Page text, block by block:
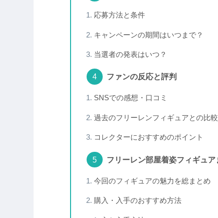
応募方法と条件
キャンペーンの期間はいつまで？
当選者の発表はいつ？
ファンの反応と評判
SNSでの感想・口コミ
過去のフリーレンフィギュアとの比較
コレクターにおすすめのポイント
フリーレン部屋着姿フィギュア
今回のフィギュアの魅力を総まとめ
購入・入手のおすすめ方法